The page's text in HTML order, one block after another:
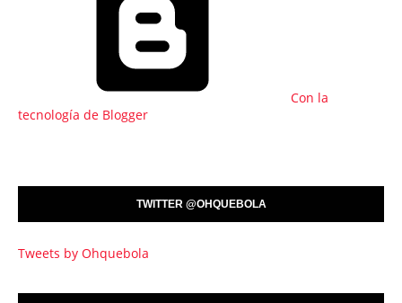
Con la
tecnología de Blogger
TWITTER @OHQUEBOLA
Tweets by Ohquebola